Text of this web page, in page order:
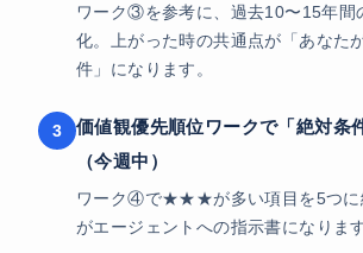
ワーク③を参考に、過去10〜15年間
化。上がった時の共通点が「あなた
件」になります。
価値観優先順位ワークで「絶対条
（今週中）
ワーク④で★★★が多い項目を5つに
がエージェントへの指示書になります